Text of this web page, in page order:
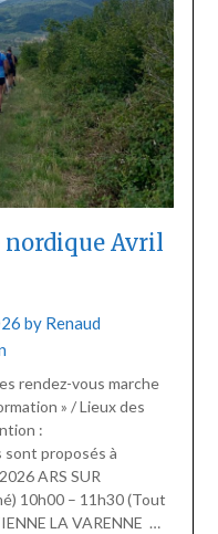
nordique Avril
by Renaud
rendez-vous marche
» / Lieux des
:
proposés à
ARS SUR
10h00 – 11h30 (Tout
LA VARENNE …